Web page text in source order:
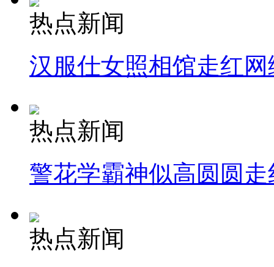
热点新闻
汉服仕女照相馆走红网
热点新闻
警花学霸神似高圆圆走
热点新闻